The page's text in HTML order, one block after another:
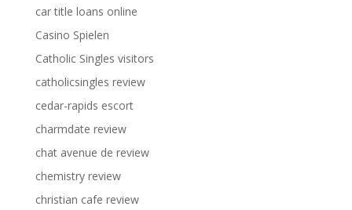
car title loans online
Casino Spielen
Catholic Singles visitors
catholicsingles review
cedar-rapids escort
charmdate review
chat avenue de review
chemistry review
christian cafe review